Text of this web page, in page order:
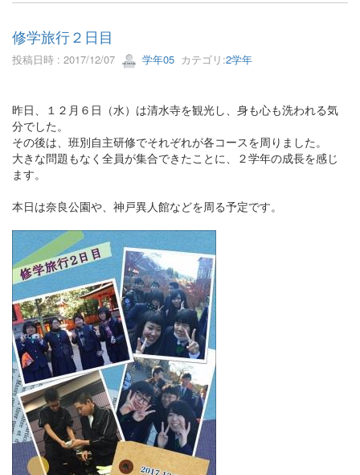
修学旅行２日目
投稿日時 : 2017/12/07 学年05 カテゴリ:2学年
昨日、１２月６日（水）は清水寺を観光し、身も心も洗われる気
分でした。
その後は、班別自主研修でそれぞれが各コースを周りました。
大きな問題もなく全員が集合できたことに、２学年の成長を感じ
ます。
本日は奈良公園や、神戸異人館などを周る予定です。